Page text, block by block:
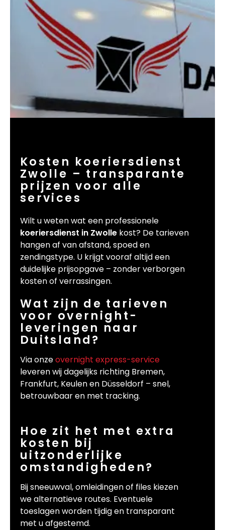
Kosten koeriersdienst
Zwolle – transparante
prijzen voor alle
services
Wilt u weten wat een professionele
koeriersdienst in Zwolle kost? De tarieven
hangen af van afstand, spoed en
zendingstype. U krijgt vooraf altijd een
duidelijke prijsopgave – zonder verborgen
kosten of verrassingen.
Wat zijn de tarieven
voor overnight-
leveringen naar
Duitsland?
Via onzeovernight express-service
leveren wij dagelijks richting Bremen,
Frankfurt, Keulen en Düsseldorf – snel,
betrouwbaar en met tracking.
Hoe zit het met extra
kosten bij
uitzonderlijke
omstandigheden?
Bij sneeuwval, omleidingen of files kiezen
we alternatieve routes. Eventuele
toeslagen worden tijdig en transparant
met u afgestemd.